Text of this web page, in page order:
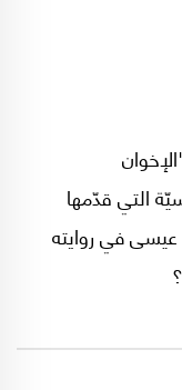
التي قدّمها
في روايته